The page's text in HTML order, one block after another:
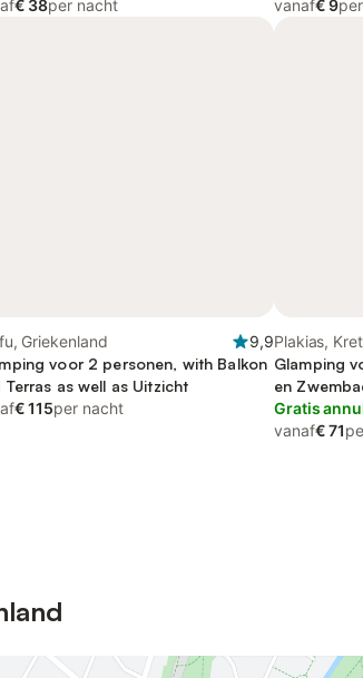
€ 38per nacht
vanaf€ 9
Griekenland
9,9
voor 2 personen, with Balkon
Terras as well as Uitzicht
€ 115per nacht
Plakias,
Glamping
en
Gratis
vanaf€ 71